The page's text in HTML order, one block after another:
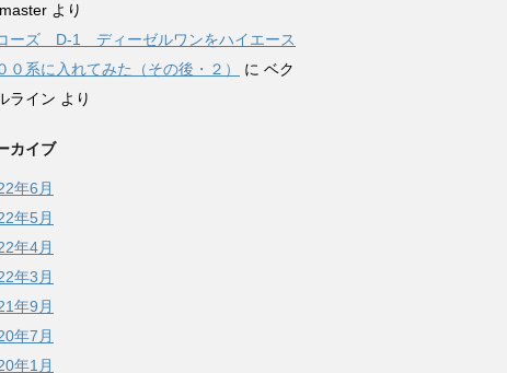
より
ーズ D-1 ディーゼルワンをハイエース
０系に入れてみた（その後・２）
に ベク
ライン より
カイブ
年6月
年5月
年4月
年3月
年9月
年7月
年1月